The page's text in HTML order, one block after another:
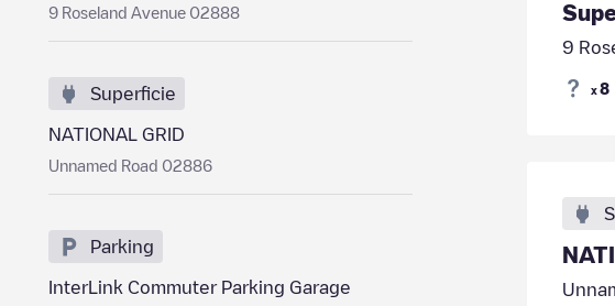
9 Roseland Avenue 02888
Superficie
NATIONAL GRID
Unnamed Road 02886
Parking
InterLink Commuter Parking Garage
9
x 8